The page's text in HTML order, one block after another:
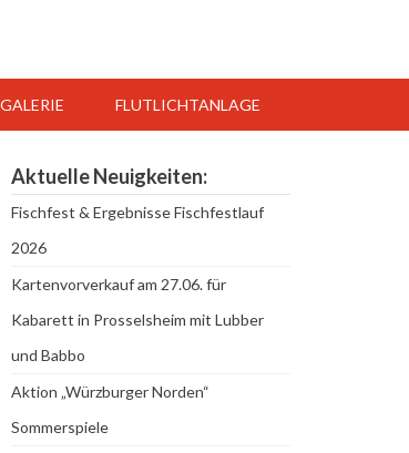
FLUTLICHTANLAGE
Aktuelle Neuigkeiten:
Fischfest & Ergebnisse Fischfestlauf
2026
Kartenvorverkauf am 27.06. für
Kabarett in Prosselsheim mit Lubber
und Babbo
Aktion „Würzburger Norden“
Sommerspiele